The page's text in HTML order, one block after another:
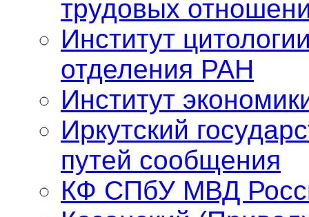
трудовых
Институт
отделения РАН
Институт
Иркутский
путей сообщения
КФ СПбУ МВД